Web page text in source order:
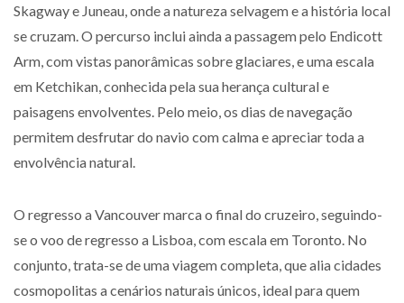
Skagway e Juneau, onde a natureza selvagem e a história local
se cruzam. O percurso inclui ainda a passagem pelo Endicott
Arm, com vistas panorâmicas sobre glaciares, e uma escala
em Ketchikan, conhecida pela sua herança cultural e
paisagens envolventes. Pelo meio, os dias de navegação
permitem desfrutar do navio com calma e apreciar toda a
envolvência natural.
O regresso a Vancouver marca o final do cruzeiro, seguindo-
se o voo de regresso a Lisboa, com escala em Toronto. No
conjunto, trata-se de uma viagem completa, que alia cidades
cosmopolitas a cenários naturais únicos, ideal para quem